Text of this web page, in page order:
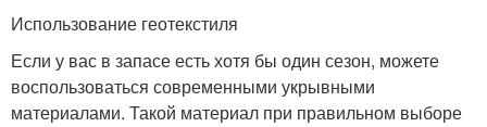
Использование геотекстиля
Если у вас в запасе есть хотя бы один сезон, можете
воспользоваться современными укрывными
материалами. Такой материал при правильном выборе